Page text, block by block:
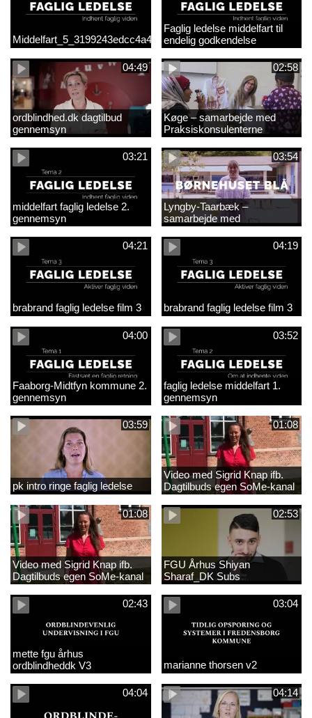
Middelfart_5_3199243edcc4a41acb865705c927d015.mp4
Faglig ledelse middelfart til
endelig godkendelse
04:49
ordblindhed.dk dagtilbud
gennemsyn
02:58
Køge – samarbejde med
Praksiskonsulenterne
03:21
middelfart faglig ledelse 2.
gennemsyn
03:54
Lyngby-Taarbæk –
samarbejde med
Praksiskonsulenterne
04:21
brabrand faglig ledelse film 3
04:19
brabrand faglig ledelse film 3
04:00
Faaborg-Midtfyn kommune 2.
gennemsyn
03:52
faglig ledelse middelfart 1.
gennemsyn
03:59
pk intro ringe faglig ledelse
01:08
Video med Sigrid Knap ifb.
Dagtilbuds egen SoMe-kanal
med tekster
01:08
Video med Sigrid Knap ifb.
Dagtilbuds egen SoMe-kanal
02:53
FGU Århus Shiyan
Sharaf_DK Subs
02:43
mette fgu århus
ordblindheddk V3
03:04
marianne thorsen v2
04:04 04:14